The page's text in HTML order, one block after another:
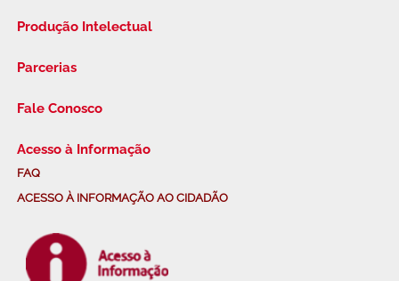
Produção Intelectual
Parcerias
Fale Conosco
Acesso à Informação
FAQ
ACESSO À INFORMAÇÃO AO CIDADÃO